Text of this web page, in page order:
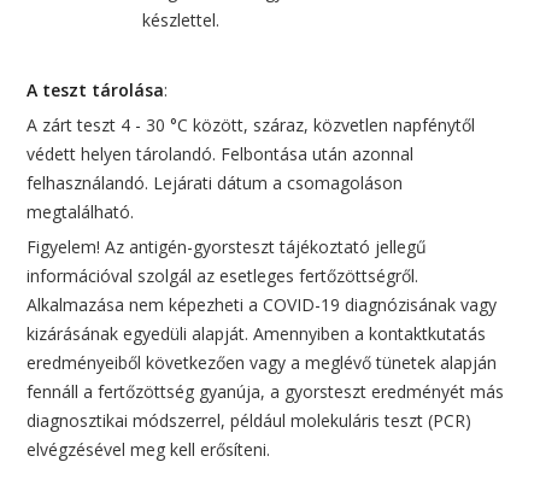
készlettel.
A teszt tárolása:
A zárt teszt 4 - 30 °C között, száraz, közvetlen napfénytől
védett helyen tárolandó. Felbontása után azonnal
felhasználandó. Lejárati dátum a csomagoláson
megtalálható.
Figyelem! Az antigén-gyorsteszt tájékoztató jellegű
információval szolgál az esetleges fertőzöttségről.
Alkalmazása nem képezheti a COVID-19 diagnózisának vagy
kizárásának egyedüli alapját. Amennyiben a kontaktkutatás
eredményeiből következően vagy a meglévő tünetek alapján
fennáll a fertőzöttség gyanúja, a gyorsteszt eredményét más
diagnosztikai módszerrel, például molekuláris teszt (PCR)
elvégzésével meg kell erősíteni.